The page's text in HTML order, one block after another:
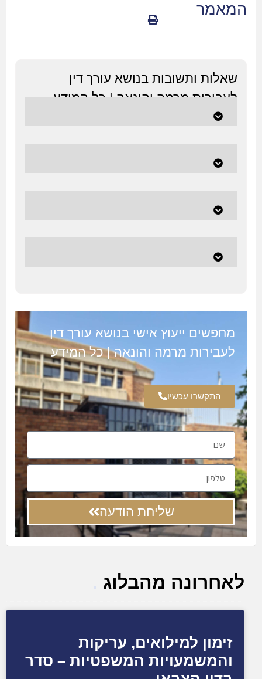
המאמר
שאלות ותשובות בנושא עורך דין
לעבירות מרמה והונאה | כל המידע
מחפשים ייעוץ אישי בנושא עורך דין
לעבירות מרמה והונאה | כל המידע
התקשרו עכשיו
שליחת הודעה
לאחרונה מהבלוג
זימון למילואים, עריקות
והמשמעויות המשפטיות – סדר